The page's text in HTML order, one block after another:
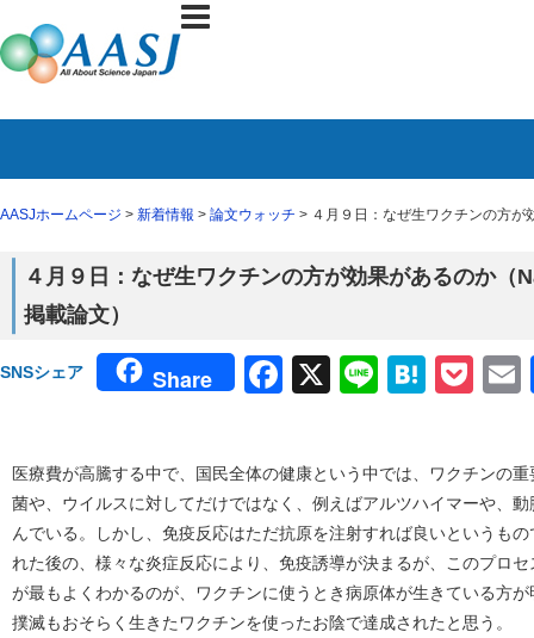
AASJホームページ > 新着情報 > 論文ウォッチ > ４月９日：なぜ生ワクチンの方
４月９日：なぜ生ワクチンの方が効果があるのか
掲載論文）
SNSシェア Share Facebook
X Line
医療費が高騰する中で、国民全体の健康という中では、ワクチンの
菌や、ウイルスに対してだけではなく、例えばアルツハイマーや、
んでいる。しかし、免疫反応はただ抗原を注射すれば良いというも
れた後の、様々な炎症反応により、免疫誘導が決まるが、このプロ
が最もよくわかるのが、ワクチンに使うとき病原体が生きている方
撲滅もおそらく生きたワクチンを使ったお陰で達成されたと思う。